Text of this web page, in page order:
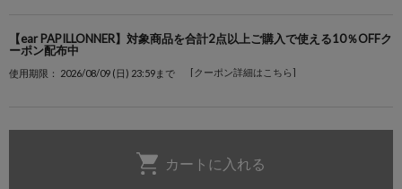
【ear PAPILLONNER】対象商品を合計2点以上ご購入で使える10％OFFク
ーポン配布中
使用期限： 2026/08/09 (日) 23:59まで [クーポン詳細はこちら]